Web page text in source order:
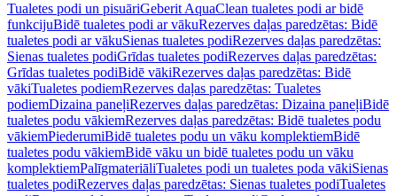
Tualetes podi un pisuāriGeberit AquaClean tualetes podi ar bidē
funkcijuBidē tualetes podi ar vākuRezerves daļas paredzētas: Bidē
tualetes podi ar vākuSienas tualetes podiRezerves daļas paredzētas:
Sienas tualetes podiGrīdas tualetes podiRezerves daļas paredzētas:
Grīdas tualetes podiBidē vākiRezerves daļas paredzētas: Bidē
vākiTualetes podiemRezerves daļas paredzētas: Tualetes
podiemDizaina paneļiRezerves daļas paredzētas: Dizaina paneļiBidē
tualetes podu vākiemRezerves daļas paredzētas: Bidē tualetes podu
vākiemPiederumiBidē tualetes podu un vāku komplektiemBidē
tualetes podu vākiemBidē vāku un bidē tualetes podu un vāku
komplektiemPalīgmateriāliTualetes podi un tualetes poda vākiSienas
tualetes podiRezerves daļas paredzētas: Sienas tualetes podiTualetes